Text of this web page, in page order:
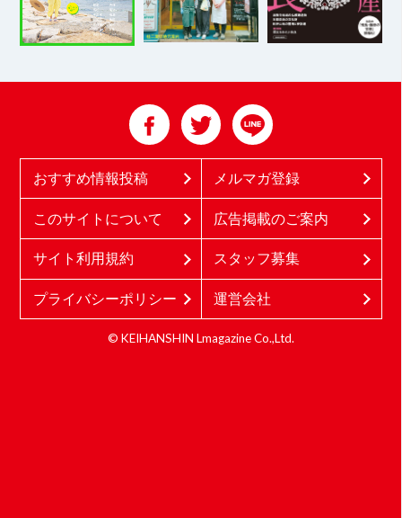
おすすめ情報投稿 メルマガ登録
このサイトについて 広告掲載のご案内
サイト利用規約 スタッフ募集
プライバシーポリシー 運営会社
© KEIHANSHIN Lmagazine Co.,Ltd.